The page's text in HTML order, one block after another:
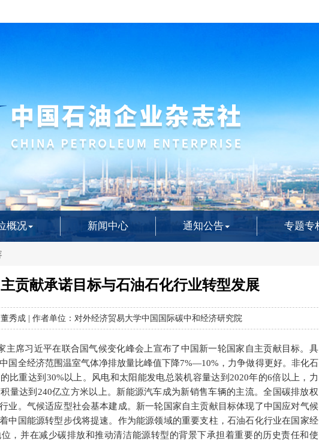
概况 新闻中心 通知公告 专题专
贡献承诺目标与石油石化行业转型发展
秀成 | 作者单位：对外经济贸易大学中国国际碳中和经济研究院
主席习近平在联合国气候变化峰会上宣布了中国新一轮国家自主贡献目标。具
国全经济范围温室气体净排放量比峰值下降7%—10%，力争做得更好。非化石
比重达到30%以上。风电和太阳能发电总装机容量达到2020年的6倍以上，力
量达到240亿立方米以上。新能源汽车成为新销售车辆的主流。全国碳排放权
业。气候适应型社会基本建成。新一轮国家自主贡献目标体现了中国应对气候
中国能源转型步伐将提速。作为能源领域的重要支柱，石油石化行业在国家经
，并在减少碳排放和推动清洁能源转型的背景下承担着重要的历史责任和使